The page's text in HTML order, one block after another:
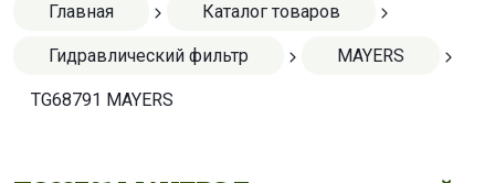
Главная Каталог товаров
Гидравлический фильтр MAYERS
TG68791 MAYERS